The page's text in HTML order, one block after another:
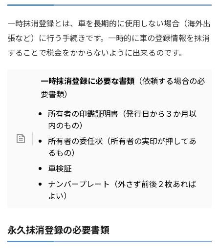
一時抹消登録とは、車を長期的に使用しない場合（海外出
張など）に行う手続きです。一時的に車の登録情報を抹消
することで税金をかからないように出来るのです。
一時抹消登録に必要な書類（依頼する場合の必
要書類）
所有者の印鑑証明書（発行日から３か月以
内のもの）
所有者の委任状（所有者の実印が押してあ
るもの）
車検証
ナンバープレート（外さず前後２枚あれば
よい）
永久抹消登録の必要書類